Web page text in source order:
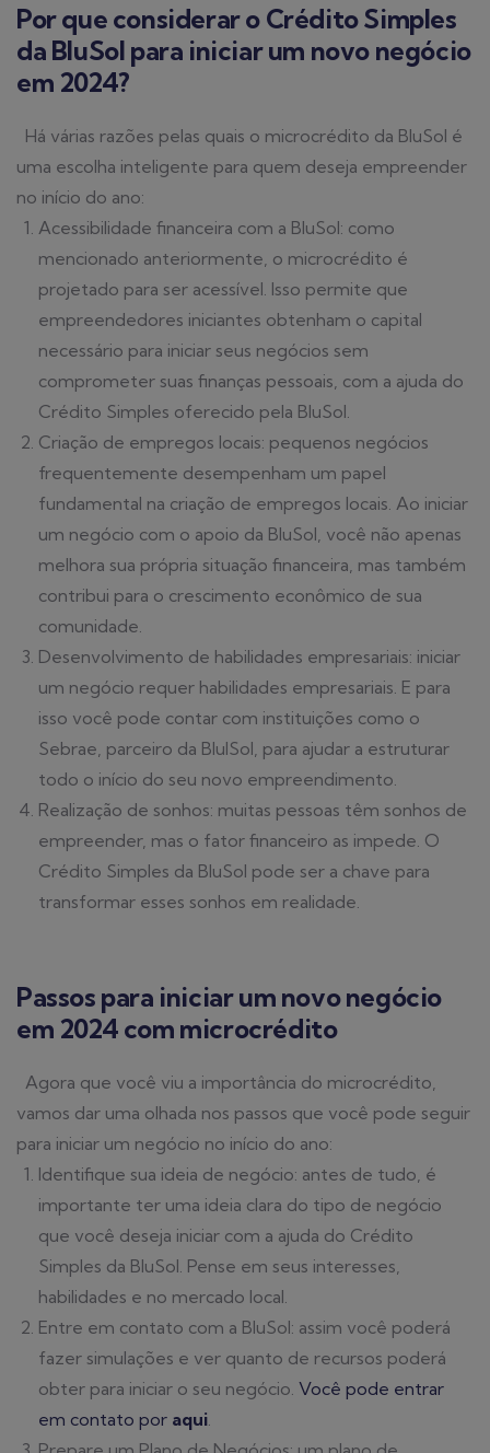
Por que considerar o Crédito Simples
da BluSol para iniciar um novo negócio
em 2024?
Há várias razões pelas quais o microcrédito da BluSol é
uma escolha inteligente para quem deseja empreender
no início do ano:
Acessibilidade financeira com a BluSol: como
mencionado anteriormente, o microcrédito é
projetado para ser acessível. Isso permite que
empreendedores iniciantes obtenham o capital
necessário para iniciar seus negócios sem
comprometer suas finanças pessoais, com a ajuda do
Crédito Simples oferecido pela BluSol.
Criação de empregos locais: pequenos negócios
frequentemente desempenham um papel
fundamental na criação de empregos locais. Ao iniciar
um negócio com o apoio da BluSol, você não apenas
melhora sua própria situação financeira, mas também
contribui para o crescimento econômico de sua
comunidade.
Desenvolvimento de habilidades empresariais: iniciar
um negócio requer habilidades empresariais. E para
isso você pode contar com instituições como o
Sebrae, parceiro da BlulSol, para ajudar a estruturar
todo o início do seu novo empreendimento.
Realização de sonhos: muitas pessoas têm sonhos de
empreender, mas o fator financeiro as impede. O
Crédito Simples da BluSol pode ser a chave para
transformar esses sonhos em realidade.
Passos para iniciar um novo negócio
em 2024 com microcrédito
Agora que você viu a importância do microcrédito,
vamos dar uma olhada nos passos que você pode seguir
para iniciar um negócio no início do ano:
Identifique sua ideia de negócio: antes de tudo, é
importante ter uma ideia clara do tipo de negócio
que você deseja iniciar com a ajuda do Crédito
Simples da BluSol. Pense em seus interesses,
habilidades e no mercado local.
Entre em contato com a BluSol: assim você poderá
fazer simulações e ver quanto de recursos poderá
obter para iniciar o seu negócio. Você pode entrar
em contato por aqui.